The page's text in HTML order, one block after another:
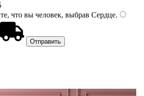
что вы человек, выбрав Сердце.